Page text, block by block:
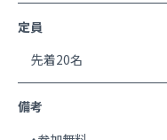
定員
先着20名
備考